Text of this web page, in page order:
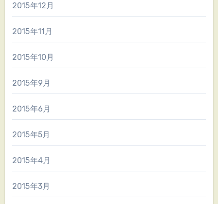
2015年12月
2015年11月
2015年10月
2015年9月
2015年6月
2015年5月
2015年4月
2015年3月